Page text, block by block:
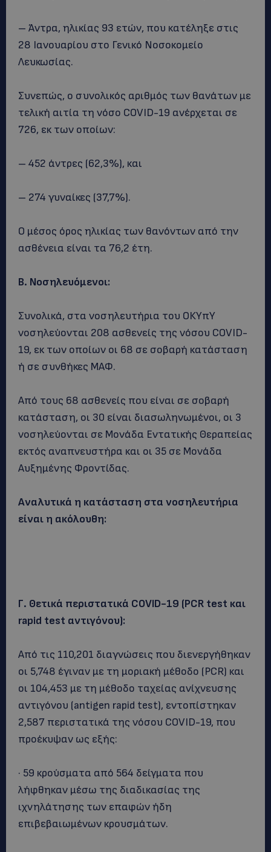
– Άντρα, ηλικίας 93 ετών, που κατέληξε στις
28 Ιανουαρίου στο Γενικό Νοσοκομείο
Λευκωσίας.
Συνεπώς, ο συνολικός αριθμός των θανάτων με
τελική αιτία τη νόσο COVID-19 ανέρχεται σε
726, εκ των οποίων:
– 452 άντρες (62,3%), και
– 274 γυναίκες (37,7%).
Ο μέσος όρος ηλικίας των θανόντων από την
ασθένεια είναι τα 76,2 έτη.
Β. Νοσηλευόμενοι:
Συνολικά, στα νοσηλευτήρια του ΟΚΥπΥ
νοσηλεύονται 208 ασθενείς της νόσου COVID-
19, εκ των οποίων οι 68 σε σοβαρή κατάσταση
ή σε συνθήκες ΜΑΦ.
Από τους 68 ασθενείς που είναι σε σοβαρή
κατάσταση, οι 30 είναι διασωληνωμένοι, οι 3
νοσηλεύονται σε Μονάδα Εντατικής Θεραπείας
εκτός αναπνευστήρα και οι 35 σε Μονάδα
Αυξημένης Φροντίδας.
Αναλυτικά η κατάσταση στα νοσηλευτήρια
είναι η ακόλουθη:
Γ. Θετικά περιστατικά COVID-19 (PCR test και
rapid test αντιγόνου):
Από τις 110,201 διαγνώσεις που διενεργήθηκαν
οι 5,748 έγιναν με τη μοριακή μέθοδο (PCR) και
οι 104,453 με τη μέθοδο ταχείας ανίχνευσης
αντιγόνου (antigen rapid test), εντοπίστηκαν
2,587 περιστατικά της νόσου COVID-19, που
προέκυψαν ως εξής:
· 59 κρούσματα από 564 δείγματα που
λήφθηκαν μέσω της διαδικασίας της
ιχνηλάτησης των επαφών ήδη
επιβεβαιωμένων κρουσμάτων.